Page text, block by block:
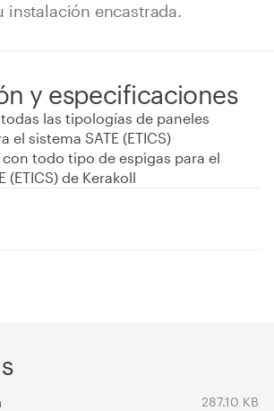
instalación encastrada.
y especificaciones
las tipologías de paneles
el sistema SATE (ETICS)
todo tipo de espigas para el
(ETICS) de Kerakoll
287.10 KB